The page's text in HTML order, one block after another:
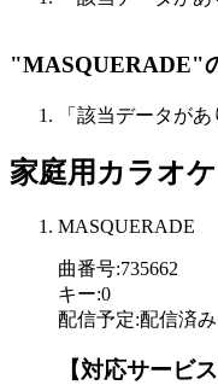
"MASQUERADE"
「該当データがあ
家庭用カラオケ
MASQUERADE
曲番号:735662
キー:0
配信予定:配信済み
【対応サービス